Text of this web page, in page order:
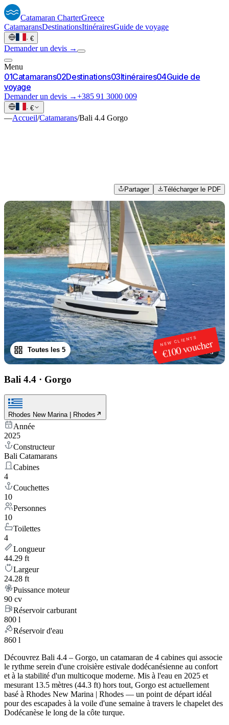
Catamaran CharterGreece
CatamaransDestinationsItinérairesGuide de voyage
· €
Demander un devis →
Menu
01Catamarans02Destinations03Itinéraires04Guide de
voyage
Demander un devis →+385 91 3000 009
· €
—Accueil/Catamarans/Bali 4.4 Gorgo
Partager Télécharger le PDF
NEW CLIENTS
€100 voucher
1 /5
Toutes les 5
Bali 4.4 · Gorgo
Rhodes New Marina | Rhodes
Année
2025
Constructeur
Bali Catamarans
Cabines
4
Couchettes
10
Personnes
10
Toilettes
4
Longueur
44.29 ft
Largeur
24.28 ft
Puissance moteur
90 cv
Réservoir carburant
800 l
Réservoir d'eau
860 l
Découvrez Bali 4.4 – Gorgo, un catamaran de 4 cabines qui associe
le rythme serein d'une croisière estivale dodécanésienne au confort
et à la stabilité d'un multicoque moderne. Mis à l'eau en 2025 et
mesurant 13.5 mètres (44.3 ft) hors tout, Gorgo est actuellement
basé à Rhodes New Marina | Rhodes — un point de départ idéal
pour des escapades à la voile d'une semaine à travers le chapelet des
Dodécanèse le long de la côte turque.